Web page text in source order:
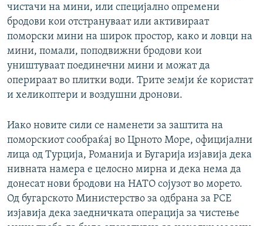
чистачи на мини, или специјално опремени
бродови кои отстрануваат или активираат
поморски мини на широк простор, како и ловци на
мини, помали, поподвижни бродови кои
уништуваат поединечни мини и можат да
оперираат во плитки води. Трите земји ќе користат
и хеликоптери и воздушни дронови.
Иако новите сили се наменети за заштита на
поморскиот сообраќај во Црното Море, официјални
лица од Турција, Романија и Бугарија изјавија дека
нивната намера е целосно мирна и дека нема да
донесат нови бродови на НАТО сојузот во морето.
Од бугарското Министерство за одбрана за РСЕ
изјавија дека заедничката операција за чистење